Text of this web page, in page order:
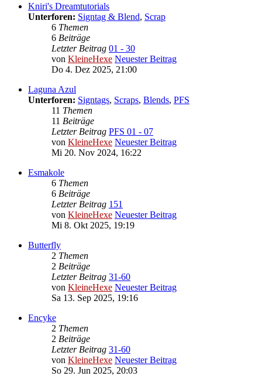
Kniri's Dreamtutorials
Unterforen: Signtag & Blend, Scrap
6 Themen
6 Beiträge
Letzter Beitrag 01 - 30
von KleineHexe Neuester Beitrag
Do 4. Dez 2025, 21:00
Laguna Azul
Unterforen: Signtags, Scraps, Blends, PFS
11 Themen
11 Beiträge
Letzter Beitrag PFS 01 - 07
von KleineHexe Neuester Beitrag
Mi 20. Nov 2024, 16:22
Esmakole
6 Themen
6 Beiträge
Letzter Beitrag 151
von KleineHexe Neuester Beitrag
Mi 8. Okt 2025, 19:19
Butterfly
2 Themen
2 Beiträge
Letzter Beitrag 31-60
von KleineHexe Neuester Beitrag
Sa 13. Sep 2025, 19:16
Encyke
2 Themen
2 Beiträge
Letzter Beitrag 31-60
von KleineHexe Neuester Beitrag
So 29. Jun 2025, 20:03